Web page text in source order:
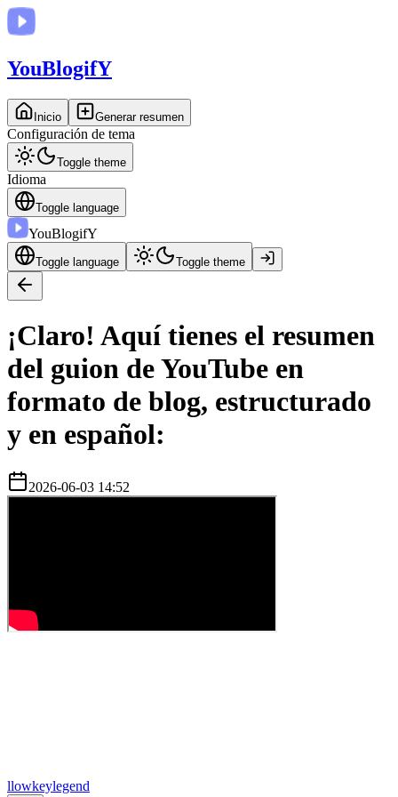
YouBlogifY
Inicio Generar resumen
Configuración de tema
Toggle theme
Idioma
Toggle language
YouBlogifY
Toggle language Toggle theme
¡Claro! Aquí tienes el resumen
del guion de YouTube en
formato de blog, estructurado
y en español:
2026-06-03 14:52
llowkeylegend